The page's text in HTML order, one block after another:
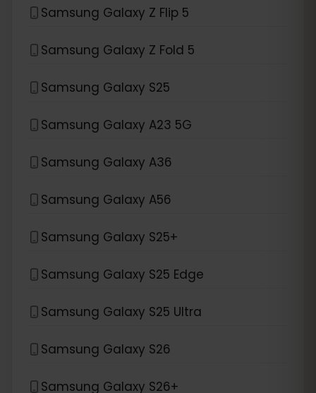
Samsung Galaxy Z Flip 5
Samsung Galaxy Z Fold 5
Samsung Galaxy S25
Samsung Galaxy A23 5G
Samsung Galaxy A36
Samsung Galaxy A56
Samsung Galaxy S25+
Samsung Galaxy S25 Edge
Samsung Galaxy S25 Ultra
Samsung Galaxy S26
Samsung Galaxy S26+